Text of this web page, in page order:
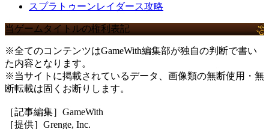
スプラトゥーンレイダース攻略
当ゲームタイトルの権利表記
※全てのコンテンツはGameWith編集部が独自の判断で書い
た内容となります。
※当サイトに掲載されているデータ、画像類の無断使用・無
断転載は固くお断りします。
［記事編集］GameWith
［提供］Grenge, Inc.